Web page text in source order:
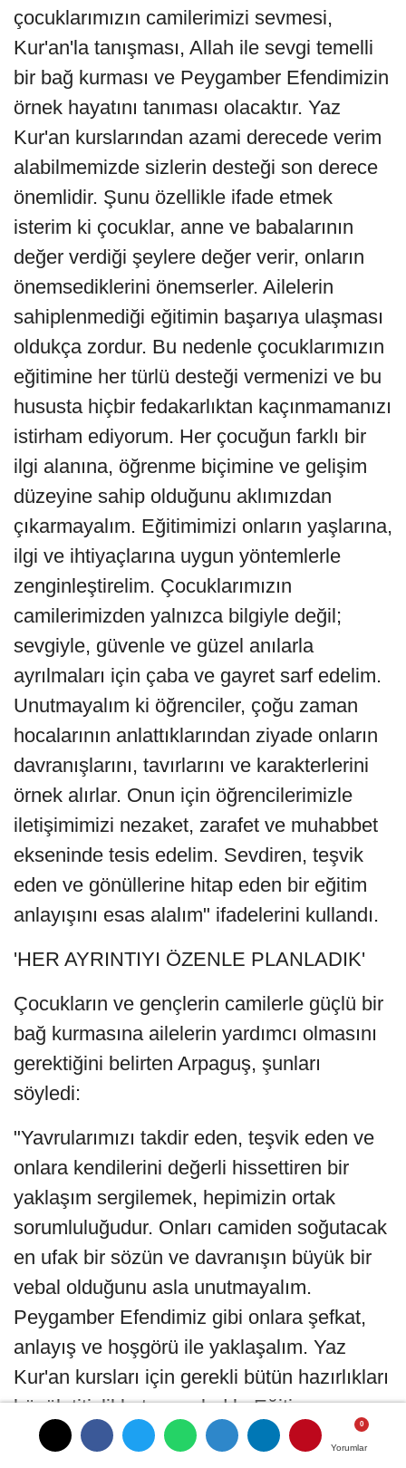
Yorumlar
Yorumlar
çocuklarımızın camilerimizi sevmesi,
Kur'an'la tanışması, Allah ile sevgi temelli
bir bağ kurması ve Peygamber Efendimizin
örnek hayatını tanıması olacaktır. Yaz
Kur'an kurslarından azami derecede verim
alabilmemizde sizlerin desteği son derece
önemlidir. Şunu özellikle ifade etmek
isterim ki çocuklar, anne ve babalarının
değer verdiği şeylere değer verir, onların
önemsediklerini önemserler. Ailelerin
sahiplenmediği eğitimin başarıya ulaşması
oldukça zordur. Bu nedenle çocuklarımızın
eğitimine her türlü desteği vermenizi ve bu
hususta hiçbir fedakarlıktan kaçınmamanızı
istirham ediyorum. Her çocuğun farklı bir
ilgi alanına, öğrenme biçimine ve gelişim
düzeyine sahip olduğunu aklımızdan
çıkarmayalım. Eğitimimizi onların yaşlarına,
ilgi ve ihtiyaçlarına uygun yöntemlerle
zenginleştirelim. Çocuklarımızın
camilerimizden yalnızca bilgiyle değil;
sevgiyle, güvenle ve güzel anılarla
ayrılmaları için çaba ve gayret sarf edelim.
Unutmayalım ki öğrenciler, çoğu zaman
hocalarının anlattıklarından ziyade onların
davranışlarını, tavırlarını ve karakterlerini
örnek alırlar. Onun için öğrencilerimizle
iletişimimizi nezaket, zarafet ve muhabbet
ekseninde tesis edelim. Sevdiren, teşvik
eden ve gönüllerine hitap eden bir eğitim
anlayışını esas alalım" ifadelerini kullandı.
'HER AYRINTIYI ÖZENLE PLANLADIK'
Çocukların ve gençlerin camilerle güçlü bir
bağ kurmasına ailelerin yardımcı olmasını
gerektiğini belirten Arpaguş, şunları
söyledi:
"Yavrularımızı takdir eden, teşvik eden ve
onlara kendilerini değerli hissettiren bir
yaklaşım sergilemek, hepimizin ortak
sorumluluğudur. Onları camiden soğutacak
en ufak bir sözün ve davranışın büyük bir
vebal olduğunu asla unutmayalım.
Peygamber Efendimiz gibi onlara şefkat,
anlayış ve hoşgörü ile yaklaşalım. Yaz
Kur'an kursları için gerekli bütün hazırlıkları
büyük titizlikle tamamladık. Eğitim
materyallerinden etkinlik kitaplarına, ders